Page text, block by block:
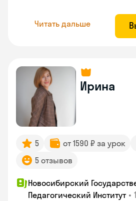
Читать дальше
Ирина
5 от 1590 ₽ за урок
5 отзывов
Новосибирский
Педагогический Институт •